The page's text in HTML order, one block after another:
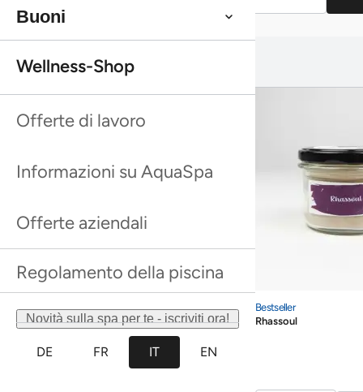
Bestseller
Peeling doccia all'olivello spinoso Farfalla
Rhassoul
Ti potrebbe interessare anche:
Bestseller
Bestseller
Rhassoul
Buoni
Wellness-Shop
Offerte di lavoro
Informazioni su AquaSpa
Offerte aziendali
Regolamento della piscina
Novità sulla spa per te - iscriviti ora!
DE FR IT EN
Prezzo
Seleziona la spa
Ingresso wellness